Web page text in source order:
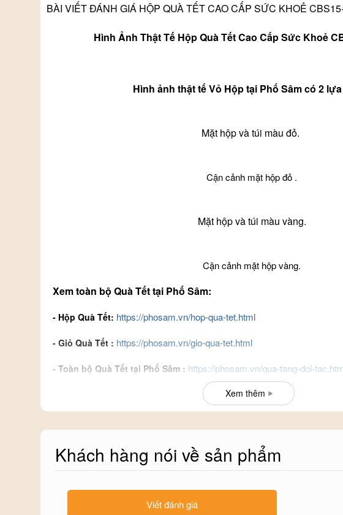
BÀI VIẾT ĐÁNH GIÁ HỘP QUÀ TẾT CAO CẤP SỨC KHOẺ
Hình Ảnh Thật Tế Hộp Quà Tết Cao Cấp Sức Khoẻ
Hình ảnh thật tế Vỏ Hộp tại Phố Sâm có 2
Mặt hộp và túi màu đỏ.
Cận cảnh mặt hộp đỏ .
Mặt hộp và túi màu vàng.
Cận cảnh mặt hộp vàng.
Xem toàn bộ Quà Tết tại Phố Sâm:
- Hộp Quà Tết: https://phosam.vn/hop-qua-tet.html
- Giỏ Quà Tết : https://phosam.vn/gio-qua-tet.html
- Toàn bộ Quà Tết tại Phố Sâm : https://phosam.vn/qua-tang-doi-
Xem thêm
Khách hàng nói về sản phẩm
Viết đánh giá